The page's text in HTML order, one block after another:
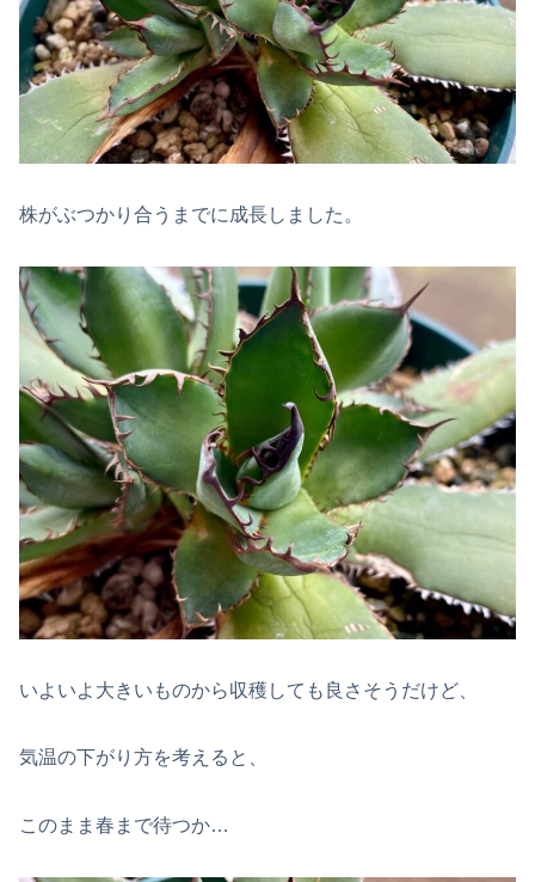
株がぶつかり合うまでに成長しました。
いよいよ大きいものから収穫しても良さそうだけど、
気温の下がり方を考えると、
このまま春まで待つか…